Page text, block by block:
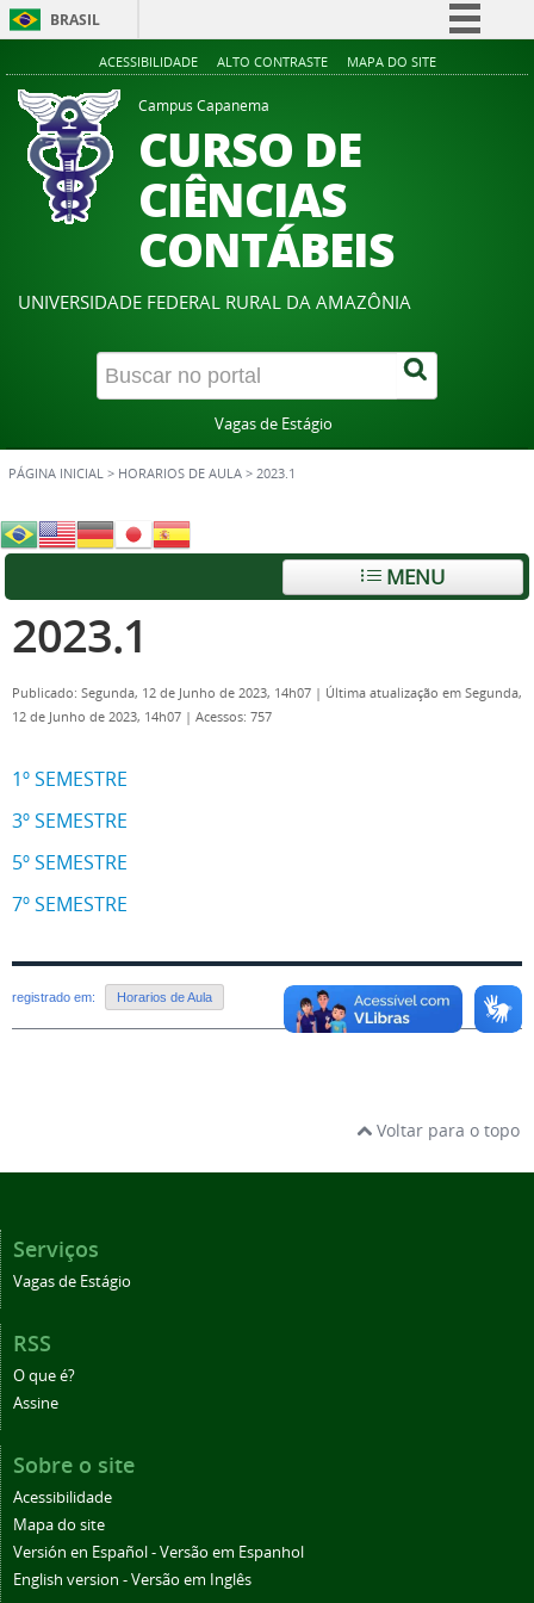
BRASIL
Simplifique!
Participe
Acesso à informação
Legislação
Canais
ACESSIBILIDADE ALTO CONTRASTE MAPA DO SITE
Campus Capanema
CURSO DE
CIÊNCIAS
CONTÁBEIS
UNIVERSIDADE FEDERAL RURAL DA AMAZÔNIA
Vagas de Estágio
PÁGINA INICIAL > HORARIOS DE AULA > 2023.1
MENU
2023.1
Publicado: Segunda, 12 de Junho de 2023, 14h07 | Última atualização em Segunda,
12 de Junho de 2023, 14h07 | Acessos: 757
1º SEMESTRE
3º SEMESTRE
5º SEMESTRE
7º SEMESTRE
registrado em: Horarios de Aula
Voltar para o topo
Serviços
Vagas de Estágio
RSS
O que é?
Assine
Sobre o site
Acessibilidade
Mapa do site
Versión en Español - Versão em Espanhol
English version - Versão em Inglês